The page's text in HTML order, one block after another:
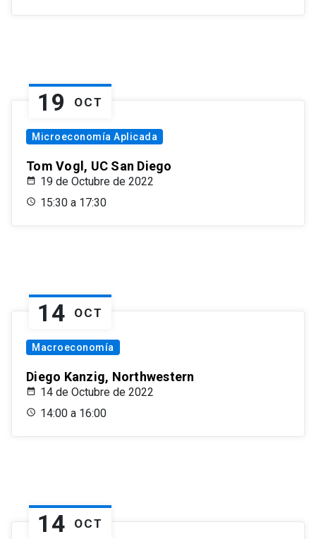
19 OCT
Microeconomía Aplicada
Tom Vogl, UC San Diego
19 de Octubre de 2022
15:30 a 17:30
14 OCT
Macroeconomía
Diego Kanzig, Northwestern
14 de Octubre de 2022
14:00 a 16:00
14 OCT